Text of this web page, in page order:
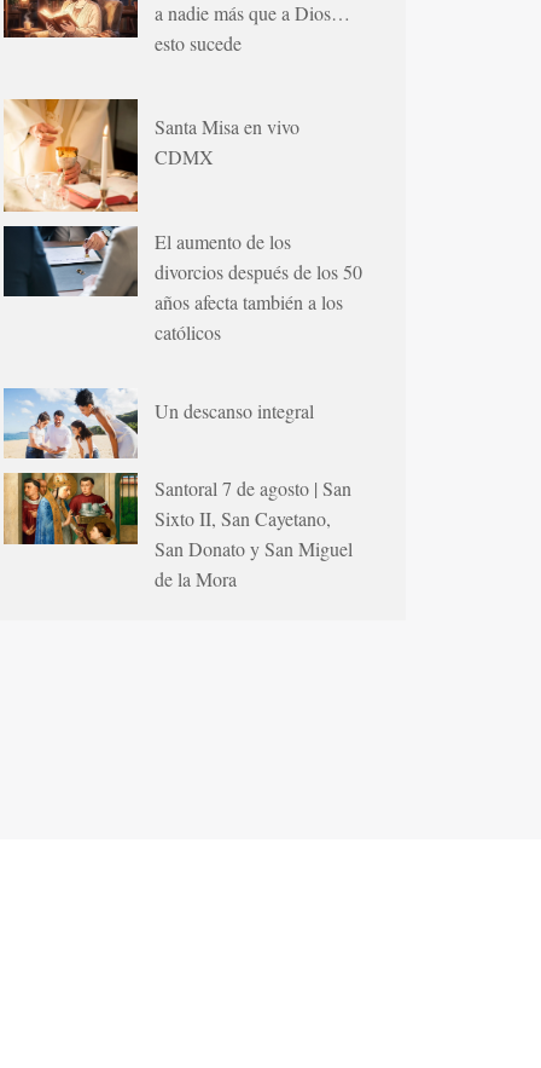
a nadie más que a Dios…
esto sucede
Santa Misa en vivo
CDMX
El aumento de los
divorcios después de los 50
años afecta también a los
católicos
Un descanso integral
Santoral 7 de agosto | San
Sixto II, San Cayetano,
San Donato y San Miguel
de la Mora